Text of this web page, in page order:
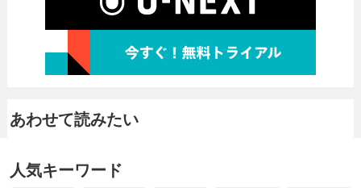
あわせて読みたい
人気キーワード